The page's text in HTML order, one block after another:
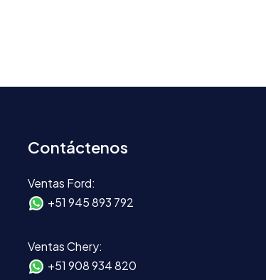
Contáctenos
Ventas Ford:
+51 945 893 792
Ventas Chery:
+51 908 934 820